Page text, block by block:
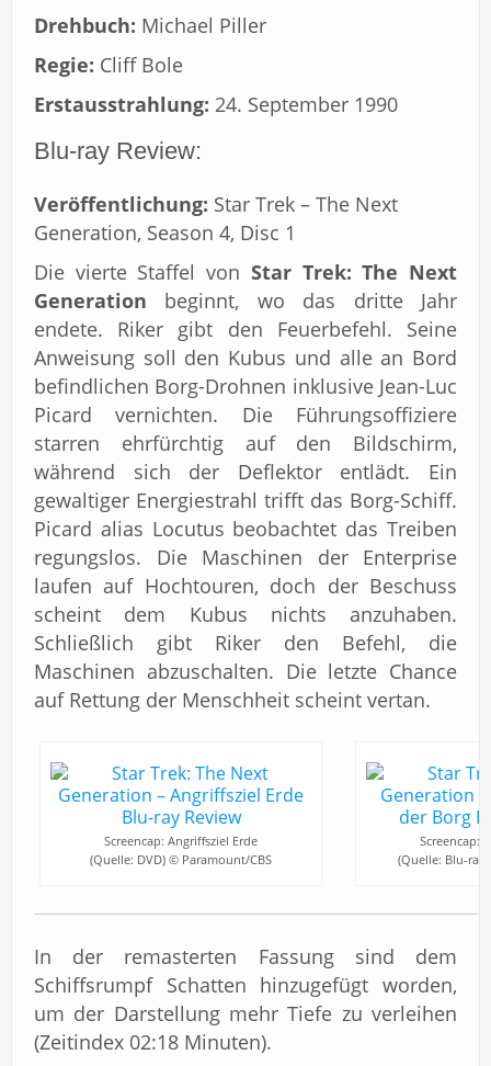
Drehbuch: Michael Piller
Regie: Cliff Bole
Erstausstrahlung: 24. September 1990
Blu-ray Review:
Veröffentlichung: Star Trek – The Next
Generation, Season 4, Disc 1
Die vierte Staffel von Star Trek: The Next
Generation beginnt, wo das dritte Jahr
endete. Riker gibt den Feuerbefehl. Seine
Anweisung soll den Kubus und alle an Bord
befindlichen Borg-Drohnen inklusive Jean-Luc
Picard vernichten. Die Führungsoffiziere
starren ehrfürchtig auf den Bildschirm,
während sich der Deflektor entlädt. Ein
gewaltiger Energiestrahl trifft das Borg-Schiff.
Picard alias Locutus beobachtet das Treiben
regungslos. Die Maschinen der Enterprise
laufen auf Hochtouren, doch der Beschuss
scheint dem Kubus nichts anzuhaben.
Schließlich gibt Riker den Befehl, die
Maschinen abzuschalten. Die letzte Chance
auf Rettung der Menschheit scheint vertan.
Screencap: Angriffsziel Erde
(Quelle: DVD) © Paramount/CBS
Screencap:
(Quelle: Blu-
In der remasterten Fassung sind dem
Schiffsrumpf Schatten hinzugefügt worden,
um der Darstellung mehr Tiefe zu verleihen
(Zeitindex 02:18 Minuten).